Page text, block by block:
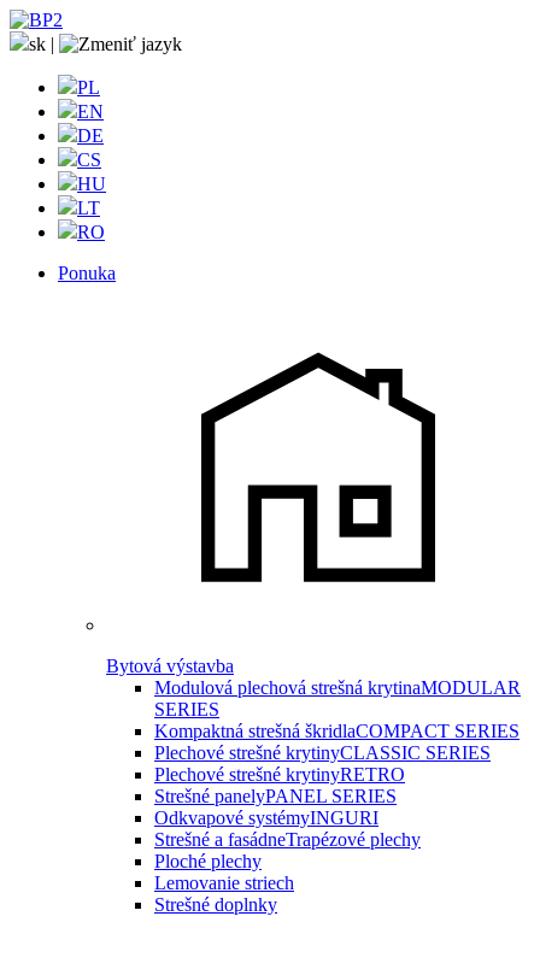
sk |
PL
EN
DE
CS
HU
LT
RO
Ponuka
Bytová výstavba
Modulová plechová strešná krytinaMODULAR
SERIES
Kompaktná strešná škridlaCOMPACT SERIES
Plechové strešné krytinyCLASSIC SERIES
Plechové strešné krytinyRETRO
Strešné panelyPANEL SERIES
Odkvapové systémyINGURI
Strešné a fasádneTrapézové plechy
Ploché plechy
Lemovanie striech
Strešné doplnky